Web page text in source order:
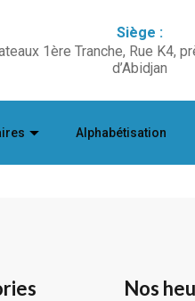
Siège :
1ère Tranche, Rue K4,
d’Abidjan
Alphabétisation
Nos